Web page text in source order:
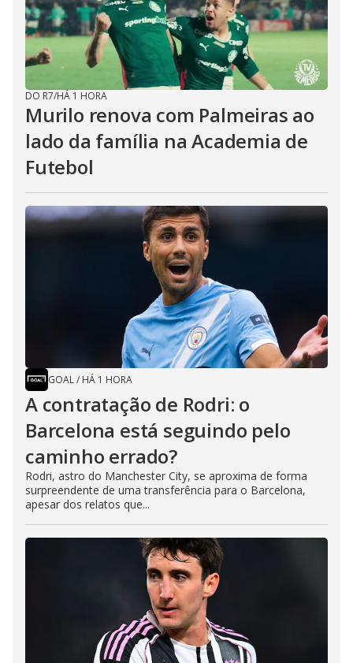
DO R7/HÁ 1 HORA
Murilo renova com Palmeiras ao
lado da família na Academia de
Futebol
GOAL/ HÁ 1 HORA
A contratação de Rodri: o
Barcelona está seguindo pelo
caminho errado?
Rodri, astro do Manchester City, se aproxima de forma
surpreendente de uma transferência para o Barcelona,
apesar dos relatos que...